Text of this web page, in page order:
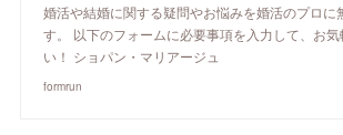
婚活や結婚に関する疑問やお悩みを婚活のプロに
す。 以下のフォームに必要事項を入力して、お
い！ ショパン・マリアージュ
formrun